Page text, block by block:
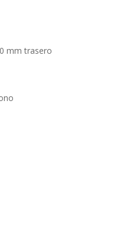
mm trasero